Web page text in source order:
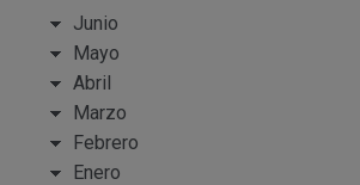
Junio
Mayo
Abril
Marzo
Febrero
Enero